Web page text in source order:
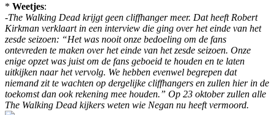
* Weetjes:
-The Walking Dead krijgt geen cliffhanger meer. Dat heeft Robert
Kirkman verklaart in een interview die ging over het einde van het
zesde seizoen: “Het was nooit onze bedoeling om de fans
ontevreden te maken over het einde van het zesde seizoen. Onze
enige opzet was juist om de fans geboeid te houden en te laten
uitkijken naar het vervolg. We hebben evenwel begrepen dat
niemand zit te wachten op dergelijke cliffhangers en zullen hier in de
toekomst dan ook rekening mee houden.” Op 23 oktober zullen alle
The Walking Dead kijkers weten wie Negan nu heeft vermoord.